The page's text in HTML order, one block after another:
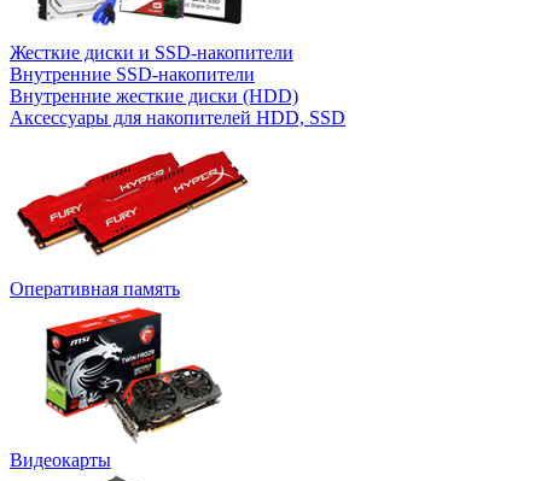
Жесткие диски и SSD-накопители
Внутренние SSD-накопители
Внутренние жесткие диски (HDD)
Аксессуары для накопителей HDD, SSD
Оперативная память
Видеокарты